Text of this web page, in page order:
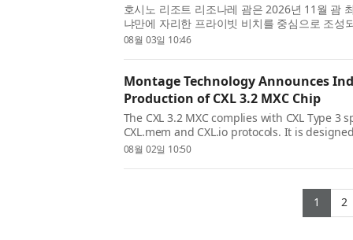
호시노 리조트 리조나레 괌은 2026년 11월 괌
냐만에 자리한 프라이빗 비치를 중심으로 조성
차모로(Chamorro) 문화를 경험할 수 있는 다양
08월 03일 10:46
Montage Technology Announces
Production of CXL 3.2 MXC Chip
The CXL 3.2 MXC complies with CXL Type
CXL.mem and CXL.io protocols. It is
protocol support, delivering data transfer
08월 02일 10:50
1 2